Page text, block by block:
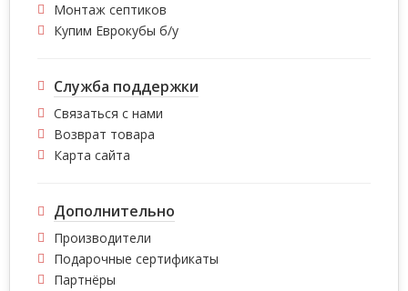
Монтаж септиков
Купим Еврокубы б/у
Служба поддержки
Связаться с нами
Возврат товара
Карта сайта
Дополнительно
Производители
Подарочные сертификаты
Партнёры